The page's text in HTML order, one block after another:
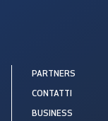
PARTNERS
CONTATTI
BUSINESS